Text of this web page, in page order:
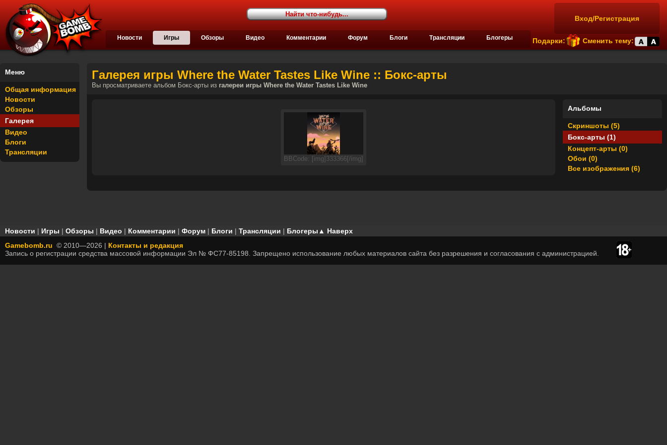
Вход/Регистрация
Подарки: Сменить тему:
Новости Игры Обзоры Видео Комментарии Форум Блоги Трансляции Блогеры
Меню
Общая информация
Новости
Обзоры
Галерея
Видео
Блоги
Трансляции
Галерея игры Where the Water Tastes Like Wine :: Бокс-арты
Вы просматриваете альбом Бокс-арты из галереи игры Where the Water Tastes Like Wine
BBCode: [img]333366[/img]
Альбомы
Скриншоты (5)
Бокс-арты (1)
Концепт-арты (0)
Обои (0)
Все изображения (6)
▲ Наверх
Новости | Игры | Обзоры | Видео | Комментарии | Форум | Блоги | Трансляции | Блогеры
Gamebomb.ru © 2010—2026 | Контакты и редакция
Запись о регистрации средства массовой информации Эл № ФС77-85198. Запрещено использование любых материалов сайта без разрешения и согласования с администрацией.